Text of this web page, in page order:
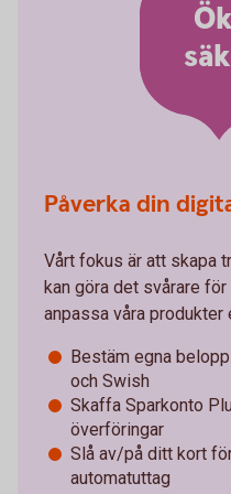
Påverka din
Vårt fokus är att skapa
kan göra det svårare
anpassa våra produkter
Bestäm egna
och Swish
Skaffa Sparkonto
överföringar
Slå av/på ditt kort
automatuttag